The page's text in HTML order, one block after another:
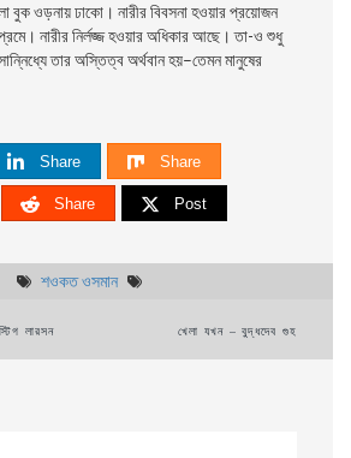
বুক ওড়নায় ঢাকো। নারীর বিবসনা হওয়ার প্রয়োজন
নারীর নির্লজ্জ হওয়ার অধিকার আছে। তা-ও শুধু
তার অস্তিত্ব অর্থবান হয়–তেমন মানুষের
Share Share
Share Post
শওকত ওসমান
লারসন খেলা যখন – বুদ্ধদেব গুহ